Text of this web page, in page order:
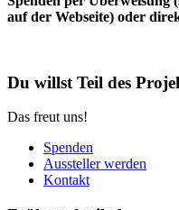
auf der Webseite) oder
Du willst Teil des
Das freut uns!
Spenden
Aussteller werden
Kontakt